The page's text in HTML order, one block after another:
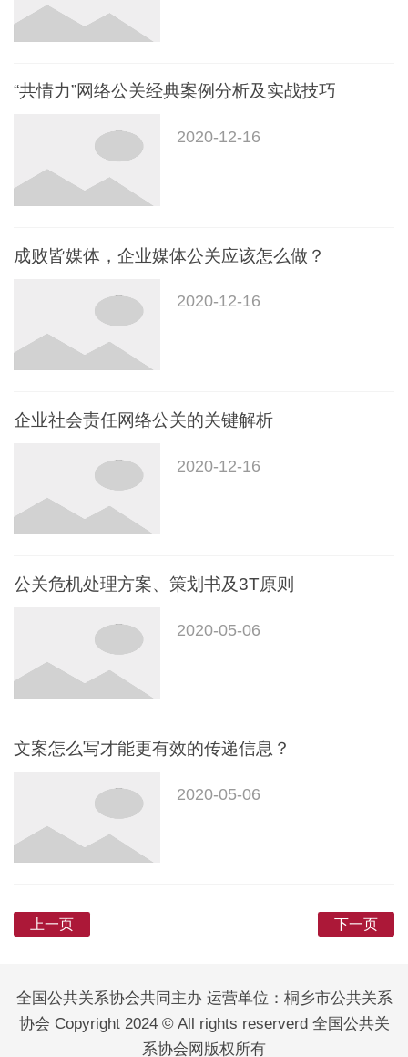
“共情力”网络公关经典案例分析及实战技巧
2020-12-16
成败皆媒体，企业媒体公关应该怎么做？
2020-12-16
企业社会责任网络公关的关键解析
2020-12-16
公关危机处理方案、策划书及3T原则
2020-05-06
文案怎么写才能更有效的传递信息？
2020-05-06
上一页 下一页
全国公共关系协会共同主办 运营单位：桐乡市公共关系
协会 Copyright 2024 © All rights reserverd 全国公共关
系协会网版权所有